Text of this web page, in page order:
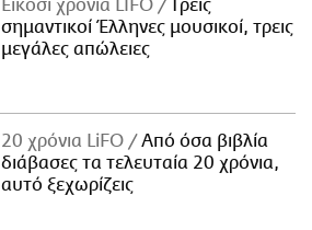
Είκοσι χρόνια LIFO
Tρεις
σημαντικοί Έλληνες μουσικοί, τρεις
μεγάλες απώλειες
20 χρόνια LiFO
Από όσα βιβλία
διάβασες τα τελευταία 20 χρόνια,
αυτό ξεχωρίζεις